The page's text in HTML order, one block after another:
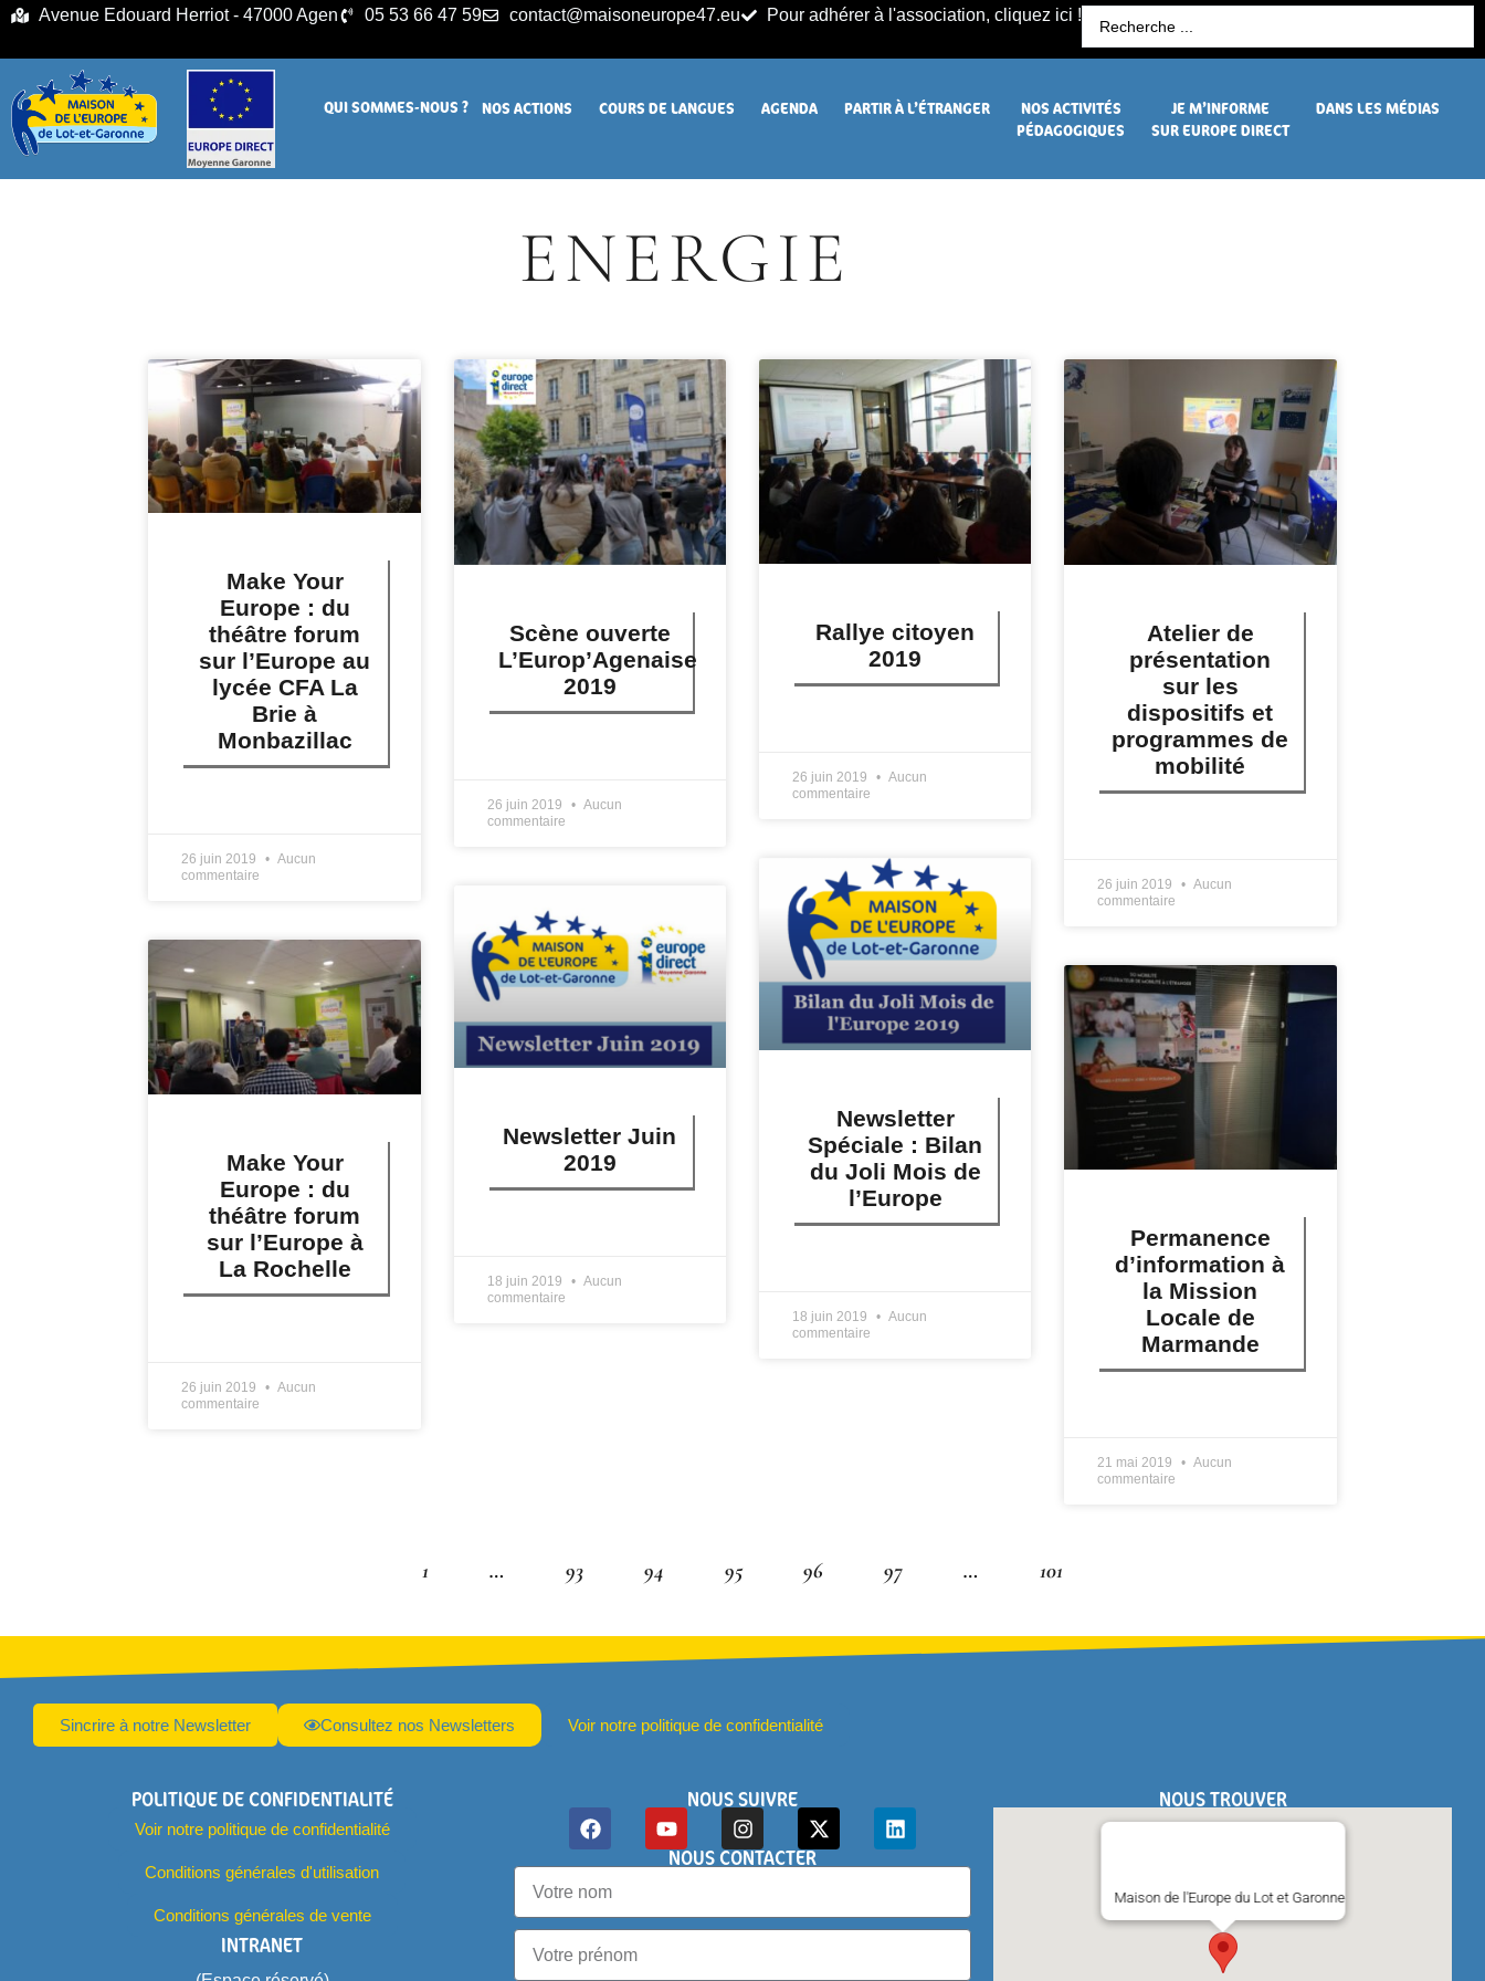
principalAvenue Edouard Herriot - 47000 Agen 05 53 66 47 59 contact@maisoneurope47.eu Pour adhérer à l'association, cliquez ici !
QUI SOMMES-NOUS ? NOS ACTIONS COURS DE LANGUES AGENDA PARTIR À L’ÉTRANGER
NOS ACTIVITÉS
PÉDAGOGIQUES
JE M’INFORME
SUR EUROPE DIRECT
DANS LES MÉDIAS
ENERGIE
Make Your
Europe : du
théâtre forum
sur l’Europe au
lycée CFA La
Brie à
Monbazillac
26 juin 2019
Aucun
commentaire
Scène ouverte
L’Europ’Agenaise
2019
26 juin 2019
Aucun
commentaire
Rallye citoyen
2019
26 juin 2019
Aucun
commentaire
Atelier de
présentation
sur les
dispositifs et
programmes de
mobilité
26 juin 2019
Aucun
commentaire
Make Your
Europe : du
théâtre forum
sur l’Europe à
La Rochelle
26 juin 2019
Aucun
commentaire
Newsletter Juin
2019
18 juin 2019
Aucun
commentaire
Newsletter
Spéciale : Bilan
du Joli Mois de
l’Europe
18 juin 2019
Aucun
commentaire
Permanence
d’information à
la Mission
Locale de
Marmande
21 mai 2019
Aucun
commentaire
1 … 93 94 95 96 97 … 101
Sincrire à notre Newsletter Consultez nos Newsletters Voir notre politique de confidentialité
POLITIQUE DE CONFIDENTIALITÉ
Voir notre politique de confidentialité
Conditions générales d'utilisation
Conditions générales de vente
INTRANET
NOUS SUIVRE
NOUS CONTACTER
NOUS TROUVER
Maison de l'Europe du Lot et Garonne